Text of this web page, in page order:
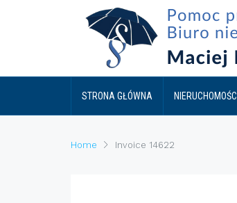
STRONA GŁÓWNA NIERUCHOMOŚCI
Home Invoice 14622